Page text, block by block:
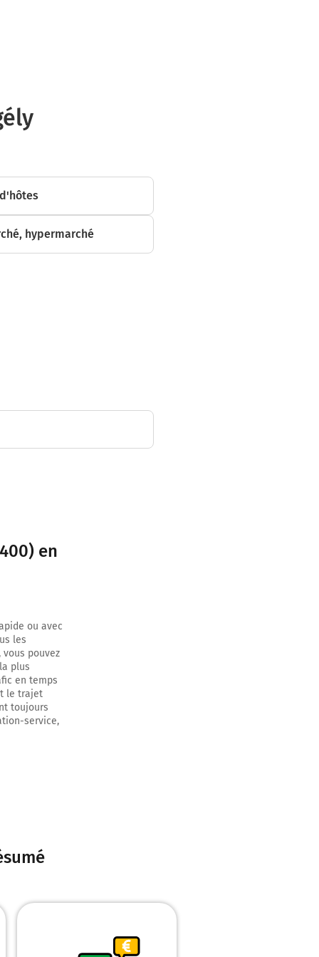
hypermarché
en
ou avec
les
pouvez
plus
en temps
le trajet
toujours
service,